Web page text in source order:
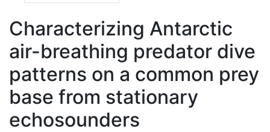
Characterizing Antarctic
air-breathing predator dive
patterns on a common prey
base from stationary
echosounders